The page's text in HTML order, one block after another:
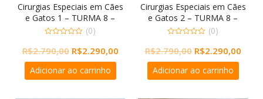
Cirurgias Especiais em Cães
e Gatos 1 – TURMA 8 –
Curso Prático
out
of
5
(0)
R$2.790,00 O
preço
original
R$2.290,00O
Adicionar ao carrinho
Cirurgias Especiais em Cães
e Gatos 2 – TURMA 8 –
Curso Prático
out
of
5
(0)
R$2.790,00 O
preço
original
R$2.290,00O
Adicionar ao carrinho